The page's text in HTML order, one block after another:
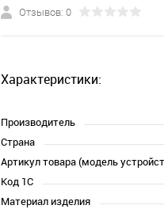
Отзывов: 0
Характеристики:
Производитель
Страна
Артикул товара (модель
Код 1С
Материал изделия